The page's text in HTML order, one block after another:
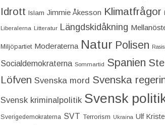
Idrott Islam Jimmie Åkesson Klimatfrågor
Liberalerna Litteratur Längdskidåkning
Miljöpartiet Moderaterna Natur Polisen
Socialdemokraterna Sommartid Spanien
Löfven Svenska mord Svenska
Svensk kriminalpolitik Svensk
Sverigedemokraterna SVT Terrorism Ukraina Ulf